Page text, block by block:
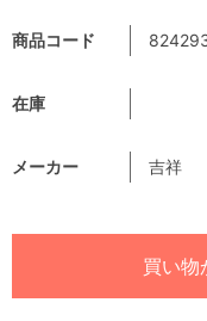
商品コード
在庫
メーカー 吉祥